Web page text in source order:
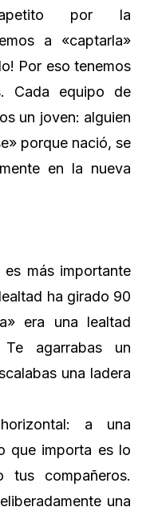
por la
a «captarla»
Por eso tenemos
Cada equipo de
un joven: alguien
porque nació, se
en la nueva
más importante
ha girado 90
era una lealtad
agarrabas un
una ladera
a una
que importa es lo
tus compañeros.
una